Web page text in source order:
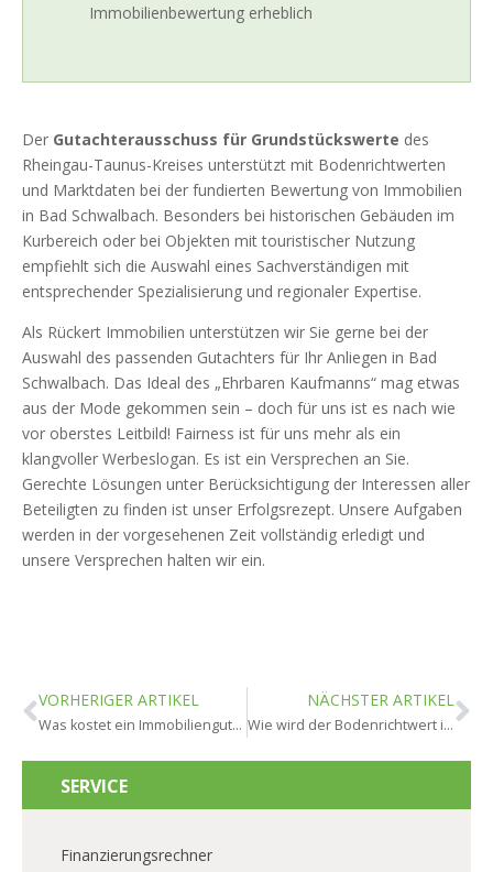
Immobilienbewertung erheblich
Der Gutachterausschuss für Grundstückswerte des
Rheingau-Taunus-Kreises unterstützt mit Bodenrichtwerten
und Marktdaten bei der fundierten Bewertung von Immobilien
in Bad Schwalbach. Besonders bei historischen Gebäuden im
Kurbereich oder bei Objekten mit touristischer Nutzung
empfiehlt sich die Auswahl eines Sachverständigen mit
entsprechender Spezialisierung und regionaler Expertise.
Als Rückert Immobilien unterstützen wir Sie gerne bei der
Auswahl des passenden Gutachters für Ihr Anliegen in Bad
Schwalbach. Das Ideal des „Ehrbaren Kaufmanns“ mag etwas
aus der Mode gekommen sein – doch für uns ist es nach wie
vor oberstes Leitbild! Fairness ist für uns mehr als ein
klangvoller Werbeslogan. Es ist ein Versprechen an Sie.
Gerechte Lösungen unter Berücksichtigung der Interessen aller
Beteiligten zu finden ist unser Erfolgsrezept. Unsere Aufgaben
werden in der vorgesehenen Zeit vollständig erledigt und
unsere Versprechen halten wir ein.
VORHERIGER ARTIKEL
Was kostet ein Immobiliengutachten in Bad Schwalbach?
NÄCHSTER ARTIKEL
Wie wird der Bodenrichtwert in Bad Schwalbach ermittelt?
SERVICE
Finanzierungsrechner